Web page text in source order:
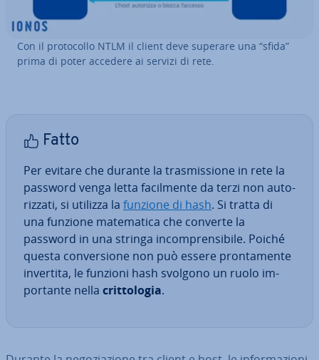
Con il pro­to­col­lo NTLM il client deve superare una “sfida”
prima di poter accedere ai servizi di rete.
Fatto
Per evitare che durante la tra­smis­sio­ne in rete la
password venga letta fa­cil­men­te da terzi non au­to­
riz­za­ti, si utilizza la funzione di hash. Si tratta di
una funzione ma­te­ma­ti­ca che converte la
password in una stringa in­com­pren­si­bi­le. Poiché
questa con­ver­sio­ne non può essere pron­ta­men­te
invertita, le funzioni hash svolgono un ruolo im­
por­tan­te nella crit­to­lo­gia.